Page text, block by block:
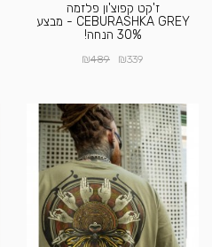
ז'קט קפוצ'ון פלזמה
CEBURASHKA GREY - מבצע
30% הנחה!
₪339
₪489